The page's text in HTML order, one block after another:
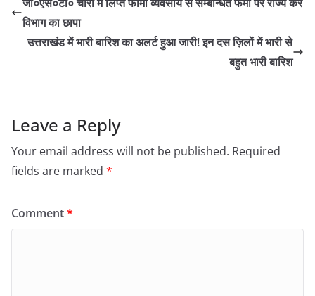
विभाग का छापा
उत्तराखंड में भारी बारिश का अलर्ट हुआ जारी! इन दस ज़िलों में भारी से
बहुत भारी बारिश
Leave a Reply
Your email address will not be published. Required
fields are marked *
Comment*